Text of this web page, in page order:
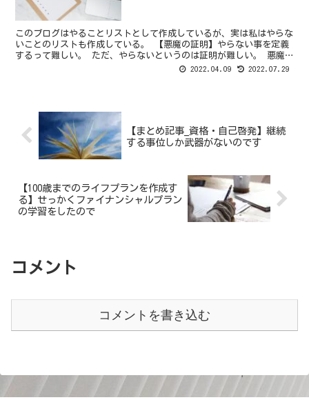
このブログはやることリストとして作成しているが、実は私はやらな
いことのリストも作成している。 【悪魔の証明】やらない事を定義
するって難しい。 ただ、やらないというのは証明が難しい。 悪魔
の証明という言葉がある。 これは、”ないこと” を証明...
2022.04.09 2022.07.29
【まとめ記事_資格・自己啓発】継続
する事位しか武器がないのです
【100歳までのライフプランを作成す
る】せっかくファイナンシャルプラン
の学習をしたので
コメント
コメントを書き込む